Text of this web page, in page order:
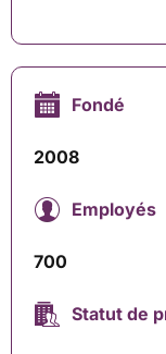
Fondé
2008
Employés
700
Statut de